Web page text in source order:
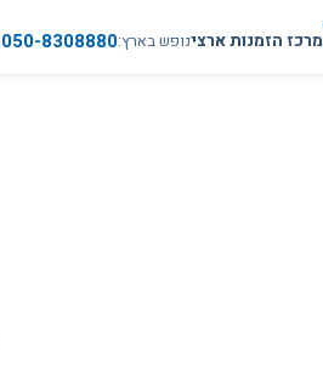
מרכז הזמנות ארצינופש בארץ050-8308880